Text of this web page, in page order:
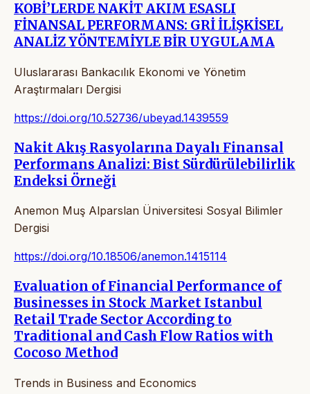
KOBİ’LERDE NAKİT AKIM ESASLI
FİNANSAL PERFORMANS: GRİ İLİŞKİSEL
ANALİZ YÖNTEMİYLE BİR UYGULAMA
Uluslararası Bankacılık Ekonomi ve Yönetim
Araştırmaları Dergisi
https://doi.org/10.52736/ubeyad.1439559
Nakit Akış Rasyolarına Dayalı Finansal
Performans Analizi: Bist Sürdürülebilirlik
Endeksi Örneği
Anemon Muş Alparslan Üniversitesi Sosyal Bilimler
Dergisi
https://doi.org/10.18506/anemon.1415114
Evaluation of Financial Performance of
Businesses in Stock Market Istanbul
Retail Trade Sector According to
Traditional and Cash Flow Ratios with
Cocoso Method
Trends in Business and Economics